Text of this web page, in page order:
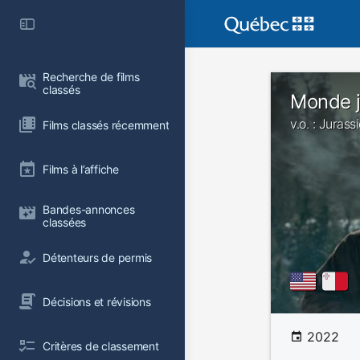
Recherche de films
classés
Films classés récemment
Films à l’affiche
Bandes-annonces
classées
Détenteurs de permis
Décisions et révisions
Critères de classement
Monde
v.o. :
2022